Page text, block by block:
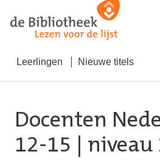
Leerlingen Nieuwe titels
Docenten
12-15
niveau